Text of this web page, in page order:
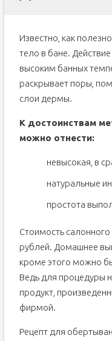
Известно, как
тело в бане.
высоким банных
раскрывает поры,
слои дермы.
К достоинствам
можно отнести:
невысокая, в
натуральные
простота
Стоимость
рублей. Домашнее
кроме этого можно
Ведь для процедуры
продукт,
фирмой.
Рецепт для